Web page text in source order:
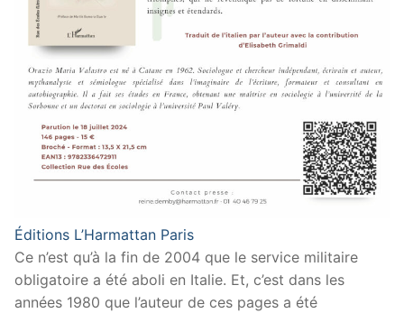
Éditions L’Harmattan Paris
Ce n’est qu’à la fin de 2004 que le service militaire
obligatoire a été aboli en Italie. Et, c’est dans les
années 1980 que l’auteur de ces pages a été